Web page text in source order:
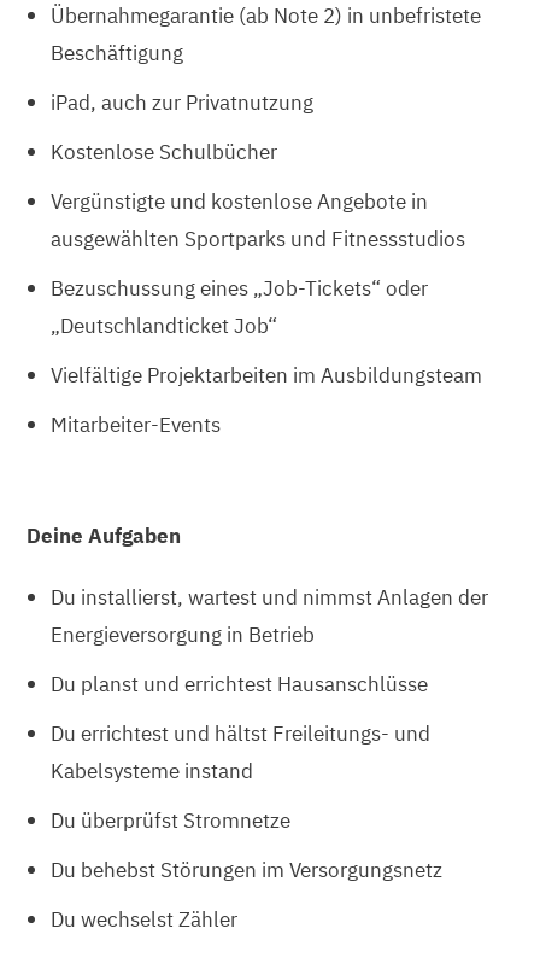
Übernahmegarantie (ab Note 2) in unbefristete
Beschäftigung
iPad, auch zur Privatnutzung
Kostenlose Schulbücher
Vergünstigte und kostenlose Angebote in
ausgewählten Sportparks und Fitnessstudios
Bezuschussung eines „Job-Tickets“ oder
„Deutschlandticket Job“
Vielfältige Projektarbeiten im Ausbildungsteam
Mitarbeiter-Events
Deine Aufgaben
Du installierst, wartest und nimmst Anlagen der
Energieversorgung in Betrieb
Du planst und errichtest Hausanschlüsse
Du errichtest und hältst Freileitungs- und
Kabelsysteme instand
Du überprüfst Stromnetze
Du behebst Störungen im Versorgungsnetz
Du wechselst Zähler